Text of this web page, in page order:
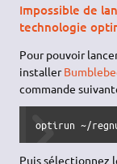
Impossible de
technologie
Pour pouvoir
installer
commande
optirun ~/
Puis sélectionnez